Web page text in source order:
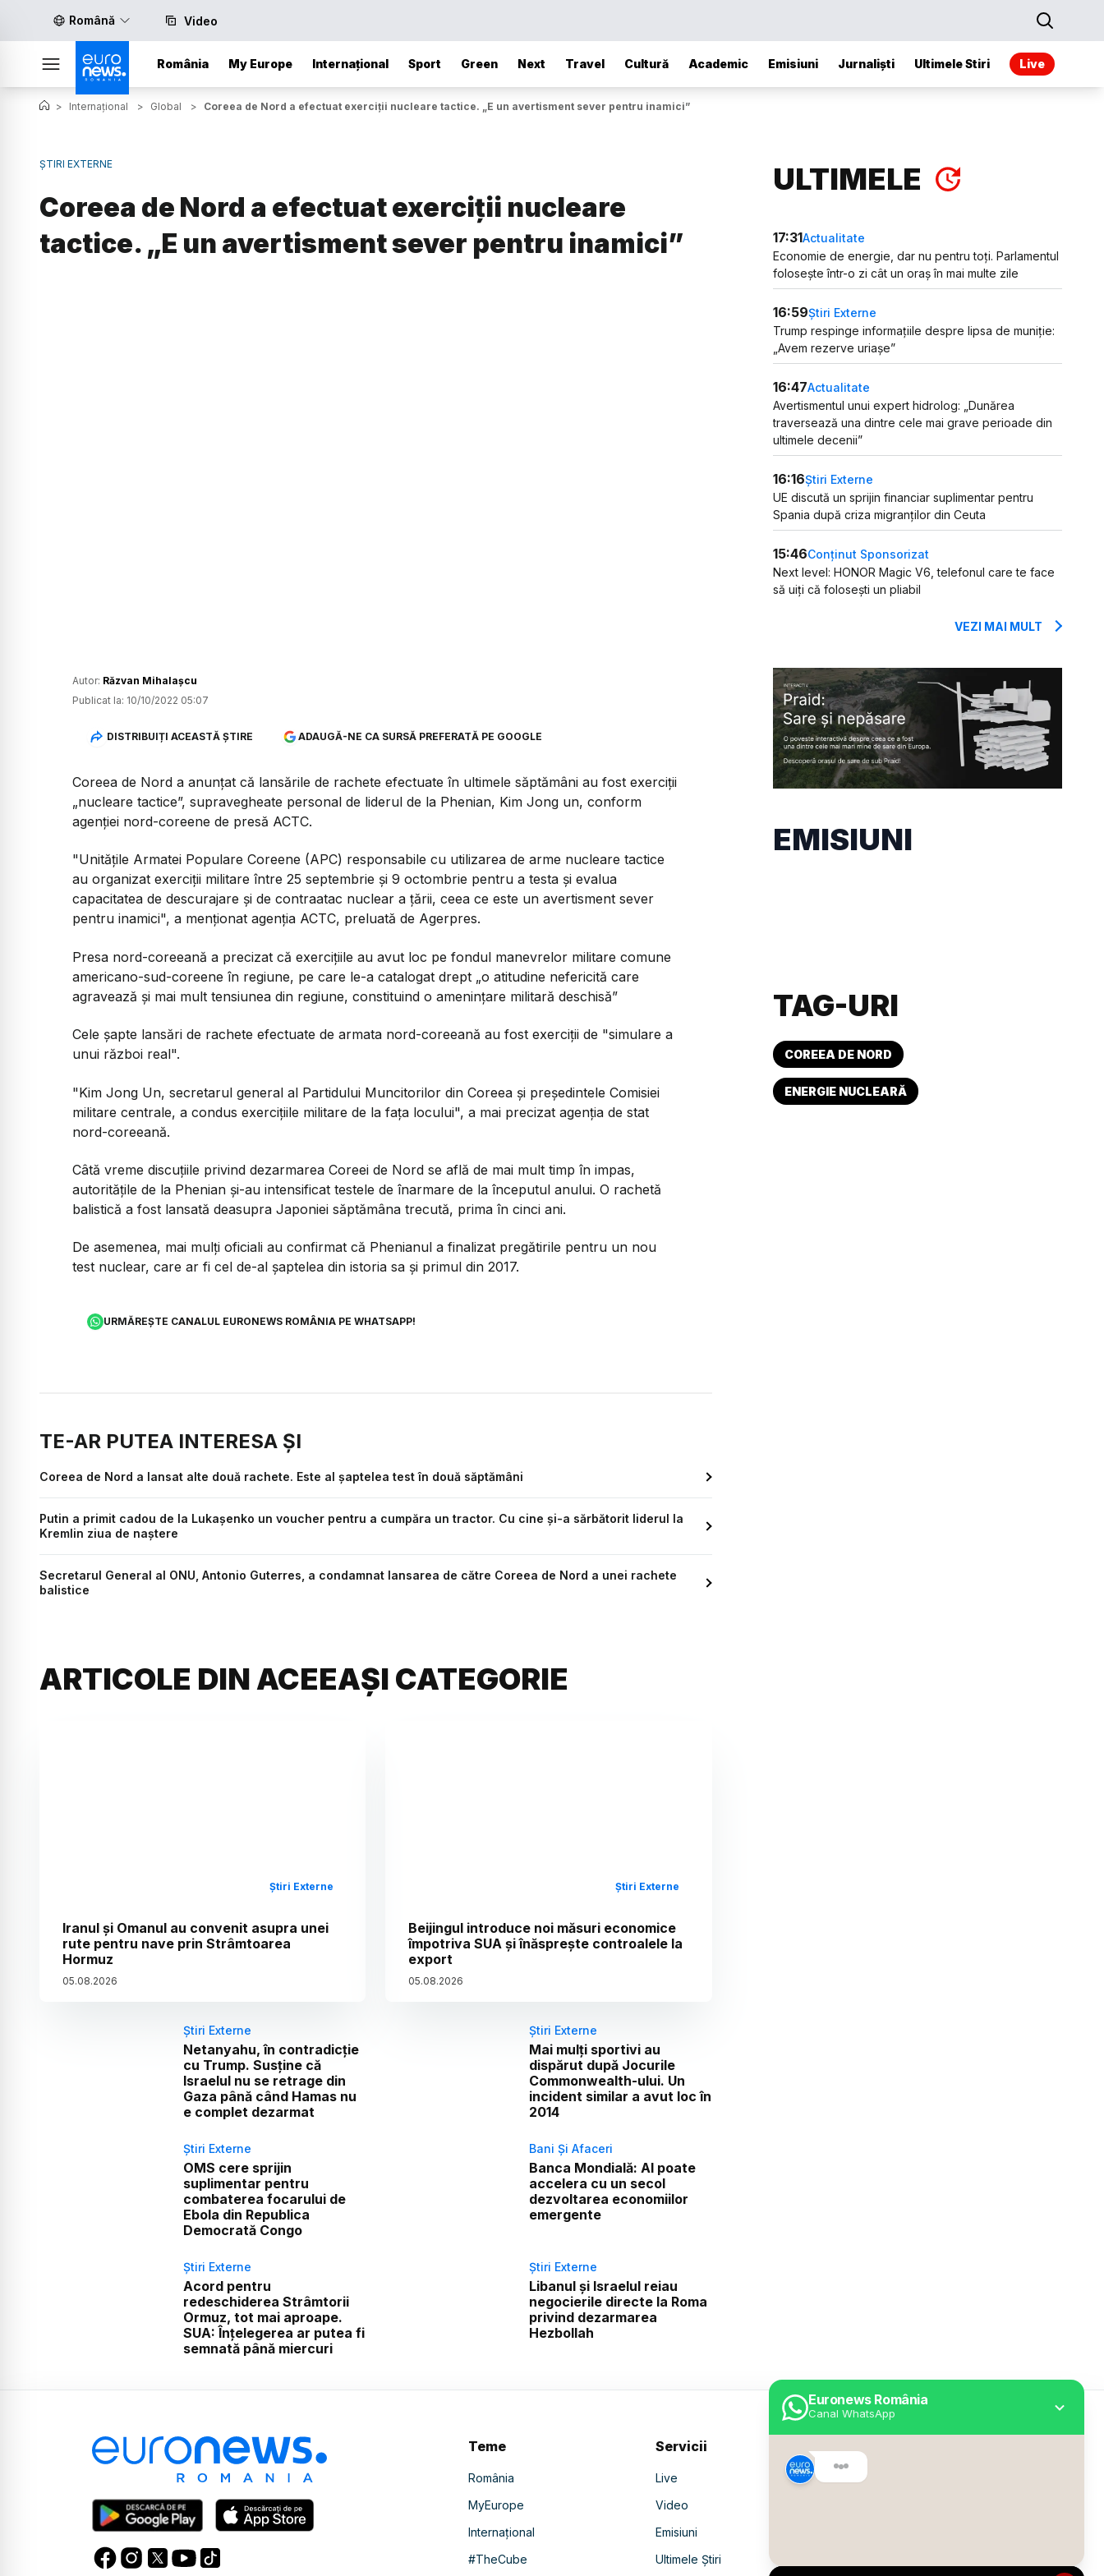
Română Video
România My Europe Internațional Sport Green Next Travel Cultură Academic Emisiuni Jurnaliști Ultimele Stiri Live
Euronews România
Canal WhatsApp
> Internațional > Global > Coreea de Nord a efectuat exerciții nucleare tactice. „E un avertisment sever pentru inamici”
ȘTIRI EXTERNE
Coreea de Nord a efectuat exerciții nucleare
tactice. „E un avertisment sever pentru inamici”
Autor: Răzvan Mihalașcu
Publicat la: 10/10/2022 05:07
DISTRIBUIȚI ACEASTĂ ȘTIRE ADAUGĂ-NE CA SURSĂ PREFERATĂ PE GOOGLE
Coreea de Nord a anunțat că lansările de rachete efectuate în ultimele săptămâni au fost exerciții
„nucleare tactice”, supravegheate personal de liderul de la Phenian, Kim Jong un, conform
agenției nord-coreene de presă ACTC.
"Unităţile Armatei Populare Coreene (APC) responsabile cu utilizarea de arme nucleare tactice
au organizat exerciţii militare între 25 septembrie şi 9 octombrie pentru a testa şi evalua
capacitatea de descurajare şi de contraatac nuclear a ţării, ceea ce este un avertisment sever
pentru inamici", a menţionat agenția ACTC, preluată de Agerpres.
Presa nord-coreeană a precizat că exercițiile au avut loc pe fondul manevrelor militare comune
americano-sud-coreene în regiune, pe care le-a catalogat drept „o atitudine nefericită care
agravează şi mai mult tensiunea din regiune, constituind o ameninţare militară deschisă”
Cele şapte lansări de rachete efectuate de armata nord-coreeană au fost exerciţii de "simulare a
unui război real".
"Kim Jong Un, secretarul general al Partidului Muncitorilor din Coreea şi preşedintele Comisiei
militare centrale, a condus exerciţiile militare de la faţa locului", a mai precizat agenţia de stat
nord-coreeană.
Câtă vreme discuțiile privind dezarmarea Coreei de Nord se află de mai mult timp în impas,
autoritățile de la Phenian și-au intensificat testele de înarmare de la începutul anului. O rachetă
balistică a fost lansată deasupra Japoniei săptămâna trecută, prima în cinci ani.
De asemenea, mai mulți oficiali au confirmat că Phenianul a finalizat pregătirile pentru un nou
test nuclear, care ar fi cel de-al şaptelea din istoria sa şi primul din 2017.
URMĂREȘTE CANALUL EURONEWS ROMÂNIA PE WHATSAPP!
TE-AR PUTEA INTERESA ȘI
Coreea de Nord a lansat alte două rachete. Este al şaptelea test în două săptămâni
Putin a primit cadou de la Lukașenko un voucher pentru a cumpăra un tractor. Cu cine și-a sărbătorit liderul la
Kremlin ziua de naștere
Secretarul General al ONU, Antonio Guterres, a condamnat lansarea de către Coreea de Nord a unei rachete
balistice
ARTICOLE DIN ACEEAȘI CATEGORIE
Știri Externe
Iranul și Omanul au convenit asupra unei
rute pentru nave prin Strâmtoarea
Hormuz
05.08.2026
Știri Externe
Beijingul introduce noi măsuri economice
împotriva SUA și înăsprește controalele la
export
05.08.2026
Știri Externe
Netanyahu, în contradicție
cu Trump. Susține că
Israelul nu se retrage din
Gaza până când Hamas nu
e complet dezarmat
Știri Externe
Mai mulți sportivi au
dispărut după Jocurile
Commonwealth-ului. Un
incident similar a avut loc în
2014
Știri Externe
OMS cere sprijin
suplimentar pentru
combaterea focarului de
Ebola din Republica
Democrată Congo
Bani Și Afaceri
Banca Mondială: AI poate
accelera cu un secol
dezvoltarea economiilor
emergente
Știri Externe
Acord pentru
redeschiderea Strâmtorii
Ormuz, tot mai aproape.
SUA: Înțelegerea ar putea fi
semnată până miercuri
Știri Externe
Libanul și Israelul reiau
negocierile directe la Roma
privind dezarmarea
Hezbollah
ULTIMELE
17:31Actualitate
Economie de energie, dar nu pentru toți. Parlamentul
folosește într-o zi cât un oraș în mai multe zile
16:59Știri Externe
Trump respinge informațiile despre lipsa de muniție:
„Avem rezerve uriașe”
16:47Actualitate
Avertismentul unui expert hidrolog: „Dunărea
traversează una dintre cele mai grave perioade din
ultimele decenii”
16:16Știri Externe
UE discută un sprijin financiar suplimentar pentru
Spania după criza migranților din Ceuta
15:46Conținut Sponsorizat
Next level: HONOR Magic V6, telefonul care te face
să uiți că folosești un pliabil
VEZI MAI MULT
EMISIUNI
TAG-URI
COREEA DE NORD
ENERGIE NUCLEARĂ
Teme
România
MyEurope
Internațional
#TheCube
Servicii
Live
Video
Emisiuni
Ultimele Știri
Despre Euronews